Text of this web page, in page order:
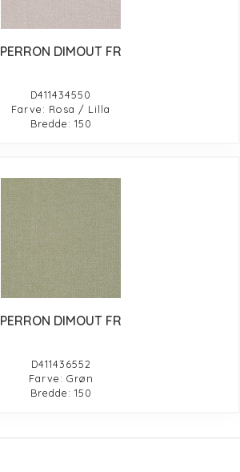
PERRON DIMOUT FR
D411434550
Farve: Rosa / Lilla
Bredde: 150
PERRON DIMOUT FR
D411436552
Farve: Grøn
Bredde: 150